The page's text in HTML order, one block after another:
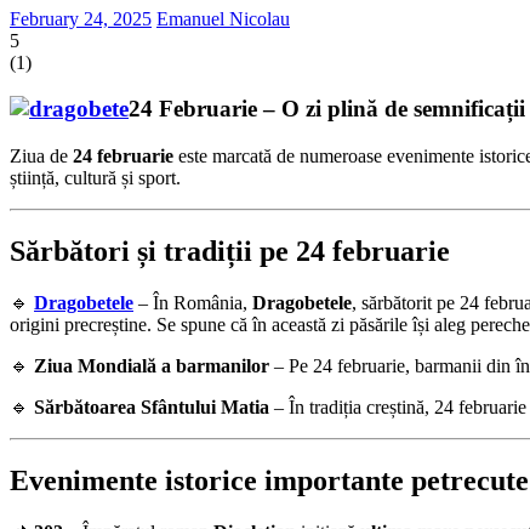
February 24, 2025 Emanuel Nicolau
5
(1)
24 Februarie – O zi plină de
Ziua de 24 februarie este marcată de numeroase evenimente
știință, cultură și sport.
Sărbători și tradiții pe 24 februarie
🔹 Dragobetele – În România, Dragobetele, sărbătorit pe 24
origini precreștine. Se spune că în această zi păsările își aleg
🔹 Ziua Mondială a barmanilor – Pe 24 februarie, barmanii din
🔹 Sărbătoarea Sfântului Matia – În tradiția creștină, 24 februarie
Evenimente istorice importante